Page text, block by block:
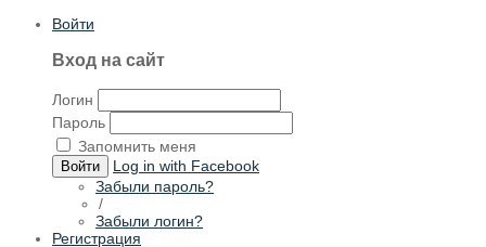
Войти
Вход на сайт
Логин
Пароль
Запомнить меня
Войти
Log in with Facebook
Забыли пароль?
/
Забыли логин?
Регистрация